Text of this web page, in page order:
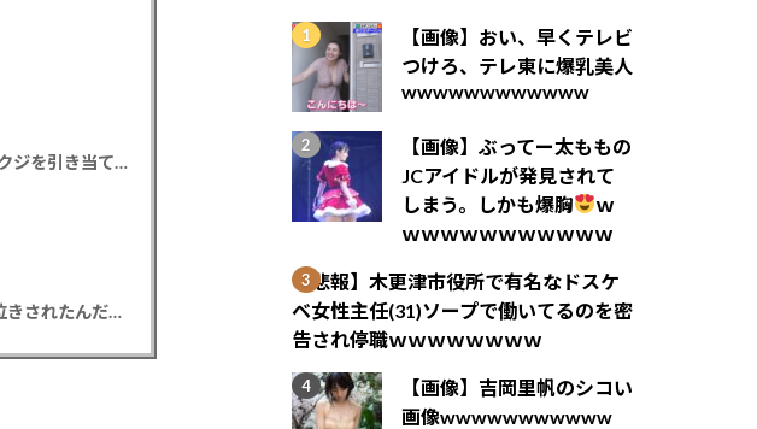
カープドラ1平川蓮！187cmのスイッチヒッター！立石正広を外し2度目の重複も新井監督がクジを引き当てる！【ドラフト会議2025】
【悲報】彼女「ごめん！俺くんの貯金、情報商材に使っちゃった」→…問い詰めたらギャン泣きされたんだが俺が悪いのか？
【画像】おい、早くテレビ
つけろ、テレ東に爆乳美人
wwwwwwwwwwww
【画像】ぶってー太ももの
JCアイドルが発見されて
しまう。しかも爆胸
ｗ
ｗｗｗｗｗｗｗｗｗｗｗ
【悲報】木更津市役所で有名なドスケ
ベ女性主任(31)ソープで働いてるのを密
告され停職ｗｗｗｗｗｗｗｗ
【画像】吉岡里帆のシコい
画像wwwwwwwwwww